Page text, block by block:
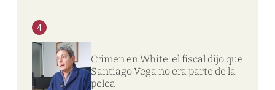
4
Crimen en White: el fiscal dijo que
Santiago Vega no era parte de la
pelea